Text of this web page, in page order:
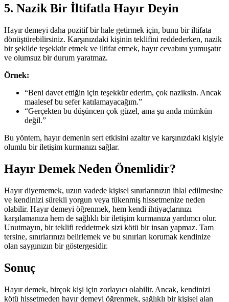
5. Nazik Bir İltifatla Hayır Deyin
Hayır demeyi daha pozitif bir hale getirmek için, bunu bir iltifata
dönüştürebilirsiniz. Karşınızdaki kişinin teklifini reddederken, nazik
bir şekilde teşekkür etmek ve iltifat etmek, hayır cevabını yumuşatır
ve olumsuz bir durum yaratmaz.
Örnek:
“Beni davet ettiğin için teşekkür ederim, çok naziksin. Ancak
maalesef bu sefer katılamayacağım.”
“Gerçekten bu düşüncen çok güzel, ama şu anda mümkün
değil.”
Bu yöntem, hayır demenin sert etkisini azaltır ve karşınızdaki kişiyle
olumlu bir iletişim kurmanızı sağlar.
Hayır Demek Neden Önemlidir?
Hayır diyememek, uzun vadede kişisel sınırlarınızın ihlal edilmesine
ve kendinizi sürekli yorgun veya tükenmiş hissetmenize neden
olabilir. Hayır demeyi öğrenmek, hem kendi ihtiyaçlarınızı
karşılamanıza hem de sağlıklı bir iletişim kurmanıza yardımcı olur.
Unutmayın, bir teklifi reddetmek sizi kötü bir insan yapmaz. Tam
tersine, sınırlarınızı belirlemek ve bu sınırları korumak kendinize
olan saygınızın bir göstergesidir.
Sonuç
Hayır demek, birçok kişi için zorlayıcı olabilir. Ancak, kendinizi
kötü hissetmeden hayır demeyi öğrenmek, sağlıklı bir kişisel alan